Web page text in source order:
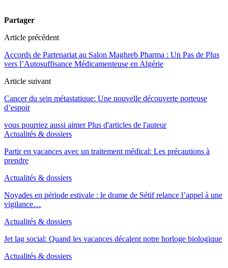
Partager
Article précédent
Accords de Partenariat au Salon Maghreb Pharma : Un Pas de Plus
vers l’Autosuffisance Médicamenteuse en Algérie
Article suivant
Cancer du sein métastatique: Une nouvelle découverte porteuse
d’espoir
vous pourriez aussi aimer Plus d'articles de l'auteur
Actualités & dossiers
Partir en vacances avec un traitement médical: Les précautions à
prendre
Actualités & dossiers
Noyades en période estivale : le drame de Sétif relance l’appel à une
vigilance…
Actualités & dossiers
Jet lag social: Quand les vacances décalent notre horloge biologique
Actualités & dossiers